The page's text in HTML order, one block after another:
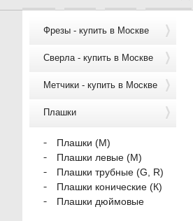
Фрезы - купить в Москве
Сверла - купить в Москве
Метчики - купить в Москве
Плашки
Плашки (М)
Плашки левые (М)
Плашки трубные (G, R)
Плашки конические (К)
Плашки дюймовые